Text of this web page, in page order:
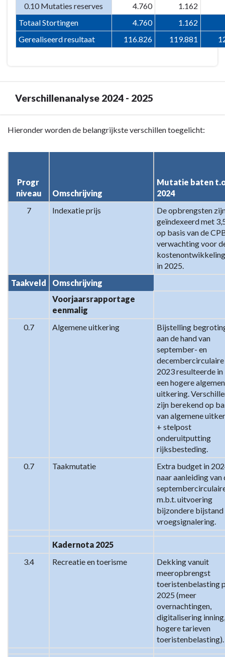
0.10 Mutaties reserves
4.760
1.162
Totaal Stortingen
4.760
1.162
Gerealiseerd resultaat
116.826 119.881
Verschillenanalyse 2024 - 2025
Terug
navigatie
Programma
Algemene
inkomsten
2025
Hieronder worden de belangrijkste verschillen toegelicht:
Progr
niveau
Omschrijving
Mutatie baten
2024
7
Indexatie prijs
De opbrengsten
geïndexeerd met
op basis van de
verwachting voor
in 2025.
Taakveld
Omschrijving
Voorjaarsrapportage
eenmalig
0.7
Algemene uitkering
Bijstelling
aan de hand van
september- en
decembercirculaire
2023 resulteerde in
een hogere
uitkering.
zijn berekend op
van algemene
+ stelpost
onderuitputting
rijksbesteding.
0.7
Taakmutatie
Extra budget in
naar aanleiding van
m.b.t. uitvoering
bijzondere bijstand
vroegsignalering.
Kadernota 2025
3.4
Recreatie en toerisme
Dekking vanuit
meeropbrengst
toeristenbelasting
2025 (meer
overnachtingen,
digitalisering inning,
hogere tarieven
toeristenbelasting).